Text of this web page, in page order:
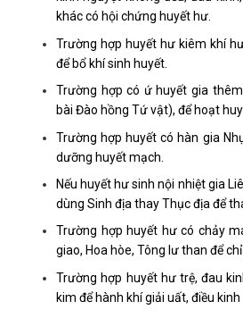
khác có hội chứng huyết hư.
Trường hợp huyết hư kiêm khí
để bổ khí sinh huyết.
Trường hợp có ứ huyết gia
bài Đào hồng Tứ vật), để hoạt
Trường hợp huyết có hàn gia
dưỡng huyết mạch.
Nếu huyết hư sinh nội nhiệt gia
dùng Sinh địa thay Thục địa để
Trường hợp huyết hư có chảy
giao, Hoa hòe, Tông lư than để
Trường hợp huyết hư trệ, đau
kim để hành khí giải uất, điều kinh